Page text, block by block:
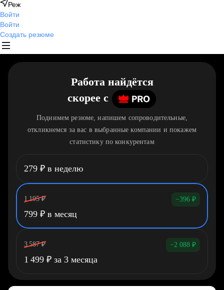
Реж
Войти
Войти
Создать резюме
Работа найдётся
скорее c
Поднимем резюме, напишем сопроводительные,
откликнемся за вас в выбранные компании и покажем
статистику по конкурентам
279 ₽ в неделю
1 195 ₽ −396 ₽
799 ₽ в месяц
3 587 ₽ −2 088 ₽
1 499 ₽ за 3 месяца